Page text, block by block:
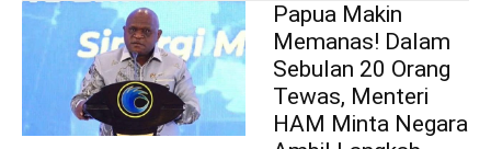
Papua Makin
Memanas! Dalam
Sebulan 20 Orang
Tewas, Menteri
HAM Minta Negara